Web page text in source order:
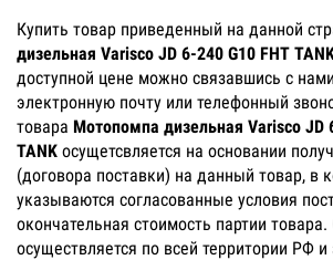
Купить товар приведенный на данной
дизельная Varisco JD 6-240 G10 FHT
доступной цене можно связавшись с
электронную почту или телефонный
товара Мотопомпа дизельная Varisco JD
TANK осущетсвляется на основании
(договора поставки) на данный товар, в
указываются согласованные условия
окончательная стоимость партии товара.
осуществляется по всей территории РФ